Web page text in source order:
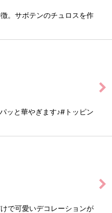
。サボテンのチュロスを作
ッと華やぎます♪#トッピン
で可愛いデコレーションが